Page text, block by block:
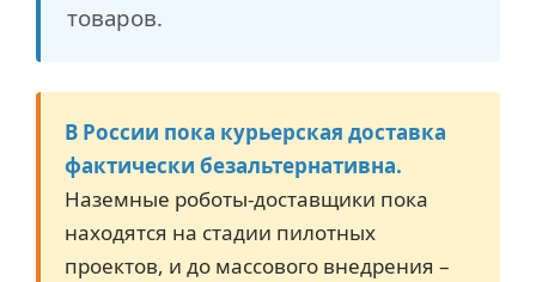
товаров.
В России пока курьерская доставка
фактически безальтернативна.
Наземные роботы-доставщики пока
находятся на стадии пилотных
проектов, и до массового внедрения –